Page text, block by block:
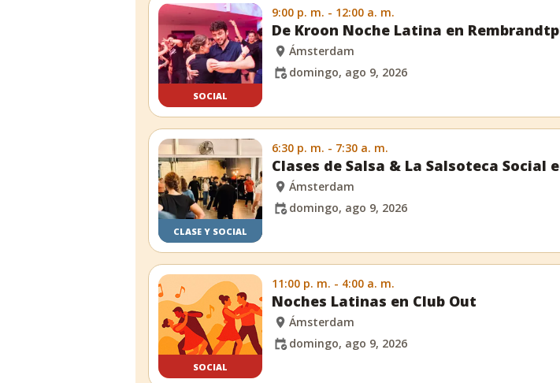
SOCIAL
9:00 p. m. - 12:00 a. m.
De Kroon Noche Latina en
Ámsterdam
domingo, ago 9, 2026
CLASE Y SOCIAL
6:30 p. m. - 7:30 a. m.
Clases de Salsa & La Salsoteca Social
Ámsterdam
domingo, ago 9, 2026
SOCIAL
11:00 p. m. - 4:00 a. m.
Noches Latinas en Club Out
Ámsterdam
domingo, ago 9, 2026